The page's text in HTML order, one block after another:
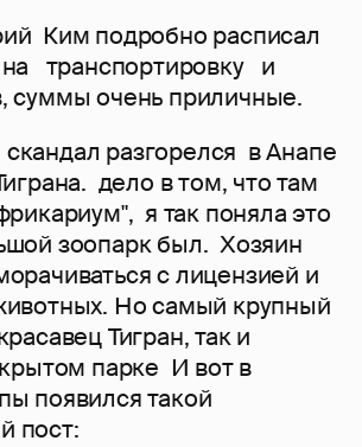
Ким подробно расписал
транспортировку и
суммы очень приличные.
разгорелся в Анапе
дело в том, что там
я так поняла это
зоопарк был. Хозяин
с лицензией и
Но самый крупный
Тигран, так и
парке И вот в
появился такой
пост: